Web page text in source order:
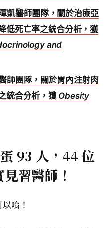
凱醫師團隊，關於治療亞
低死亡率之統合分析，獲
and
師團隊，關於胃內注射肉
統合分析，獲 Obesity
93 人，44 位
習醫師！
唷！